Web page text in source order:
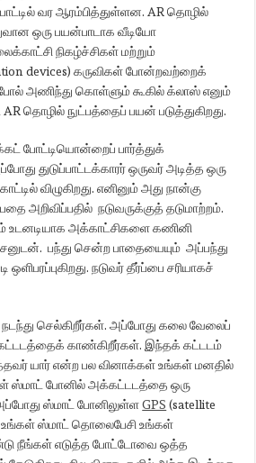
வர ஆரம்பித்துள்ளன. AR தொழில்
ஒரு பயன்பாடாக வீடியோ
நிகழ்ச்சிகள் மற்றும்
devices) கருவிகள் போன்றவற்றைக்
போல் அணிந்து கொள்ளும் கூகில் க்லாஸ் எனும்
தொழில் நுட்பத்தைப் பயன் படுத்துகிறது.
போட்டியொன்றைப் பார்த்துக்
துடுப்பாட்டக்காரர் ஒருவர் அடித்த ஒரு
விழுகிறது. எனினும் அது நான்கு
அறிவிப்பதில் நடுவருக்குத் தடுமாற்றம்.
உடனடியாக அக்காட்சிகளை கணினி
பந்து சென்ற பாதையையும் அப்பந்து
நடுவர் தீர்ப்பை சரியாகச்
செல்கிறீர்கள். அப்போது கலை வேலைப்
கட்டடத்தைக் காண்கிறீர்கள். இந்தக் கட்டடம்
யார் என்ற பல வினாக்கள் உங்கள் மனதில்
ஸ்மாட் போனில் அக்கட்டடத்தை ஒரு
ஸ்மாட் போனிலுள்ளGPS (satellite
உங்கள் ஸ்மாட் தொலைபேசி உங்கள்
நீங்கள் எடுத்த போட்டோவை ஒத்த